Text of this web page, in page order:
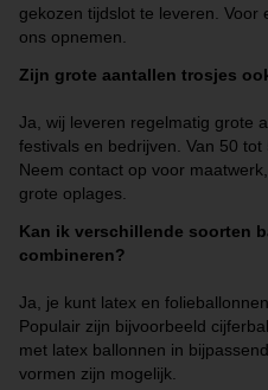
gekozen tijdslot te leveren.
ons opnemen.
Zijn grote aantallen trosjes
Ja, wij leveren regelmatig grote
festivals en bedrijven. Van 50 tot
Neem contact op voor
grote oplages.
Kan ik verschillende soorten
combineren?
Ja, je kunt latex en
Populair zijn bijvoorbeeld
met latex ballonnen in
vormen zijn mogelijk.